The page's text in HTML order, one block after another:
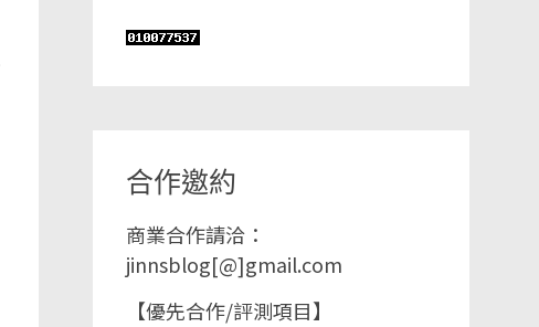
合作邀約
商業合作請洽：
jinnsblog[@]gmail.com
【優先合作/評測項目】